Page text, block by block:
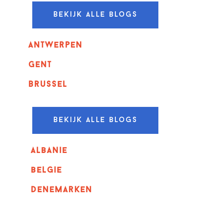
Bekijk alle blogs
Antwerpen
GENT
Brussel
Bekijk alle blogs
albanie
belgie
denemarken